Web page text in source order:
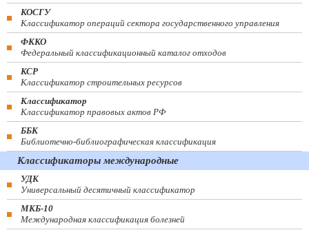
КОСГУ
Классификатор операций сектора государственного управления
ФККО
Федеральный классификационный каталог отходов
КСР
Классификатор строительных ресурсов
Классификатор
Классификатор правовых актов РФ
ББК
Библиотечно-библиографическая классификация
Классификаторы международные
УДК
Универсальный десятичный классификатор
МКБ-10
Международная классификация болезней